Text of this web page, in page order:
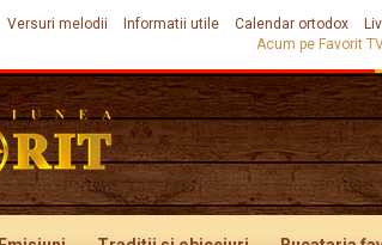
Versuri melodii Informatii utile Calendar ortodox
Acum pe Favorit